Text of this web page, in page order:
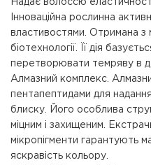
Надає волоссю
Інноваційна рослинна
властивостями. Отримана з
біотехнології. Її дія
перетворювати темряву в
Алмазний комплекс.
пентапептидами для
блиску. Його особлива
міцним і захищеним.
мікропігменти гарантують
яскравість кольору.